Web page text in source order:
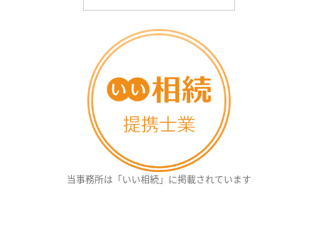
当事務所は「いい相続」に掲載されています